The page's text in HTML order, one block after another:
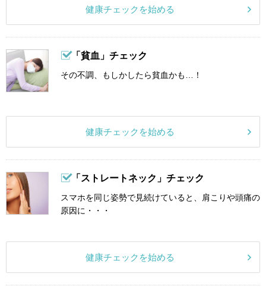
健康チェックを始める
「貧血」チェック
その不調、もしかしたら貧血かも…！
健康チェックを始める
「ストレートネック」チェック
スマホを同じ姿勢で見続けていると、肩こりや頭痛の
原因に・・・
健康チェックを始める